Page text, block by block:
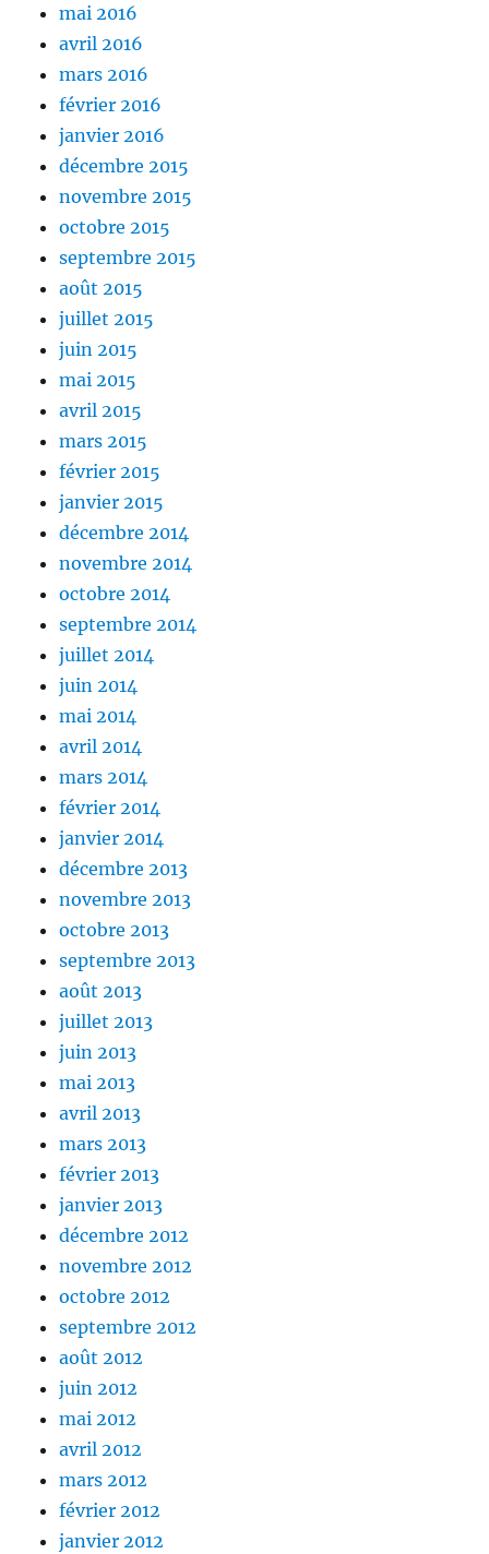
mai 2016
avril 2016
mars 2016
février 2016
janvier 2016
décembre 2015
novembre 2015
octobre 2015
septembre 2015
août 2015
juillet 2015
juin 2015
mai 2015
avril 2015
mars 2015
février 2015
janvier 2015
décembre 2014
novembre 2014
octobre 2014
septembre 2014
juillet 2014
juin 2014
mai 2014
avril 2014
mars 2014
février 2014
janvier 2014
décembre 2013
novembre 2013
octobre 2013
septembre 2013
août 2013
juillet 2013
juin 2013
mai 2013
avril 2013
mars 2013
février 2013
janvier 2013
décembre 2012
novembre 2012
octobre 2012
septembre 2012
août 2012
juin 2012
mai 2012
avril 2012
mars 2012
février 2012
janvier 2012